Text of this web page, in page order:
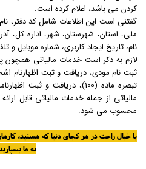
کردن می باشد، اعلام کرده است.
گفتنی است این اطلاعات شامل کد دفتر،
ملی، استان، شهرستان، شهر، اداره
نام، تاریخ ایجاد کاربری، شماره موبایل و
لازم به ذکر است خدمات مالیاتی همچون
ثبت نام مودی، دریافت و ثبت اظهارنام
تبصره ماده (100)، دریافت و
مالیاتی از جمله خدمات مالیاتی قابل
محسوب می شود.
با خیال راحت در هر کجای دنیا که هستید،
به ما